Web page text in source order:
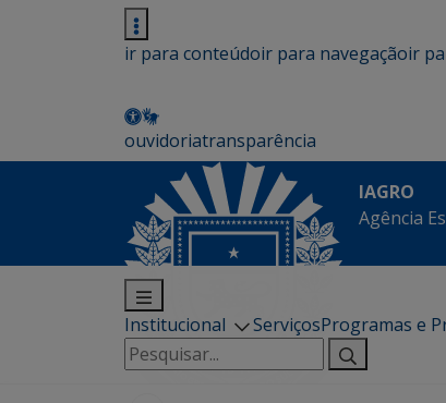
ir para conteúdoir para navegaçãoir
ouvidoriatransparência
IAGRO
Agência
Institucional ServiçosProgramas e
Pesquisar
por: